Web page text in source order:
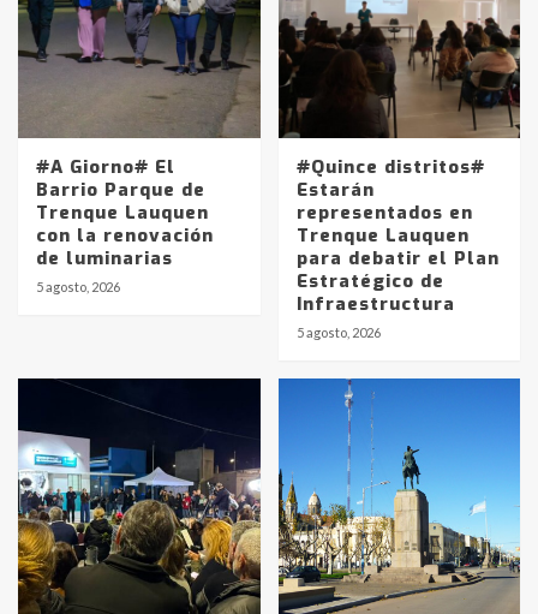
#A Giorno# El
Barrio Parque de
Trenque Lauquen
con la renovación
de luminarias
5 agosto, 2026
#Quince distritos#
Estarán
representados en
Trenque Lauquen
para debatir el Plan
Estratégico de
Infraestructura
5 agosto, 2026